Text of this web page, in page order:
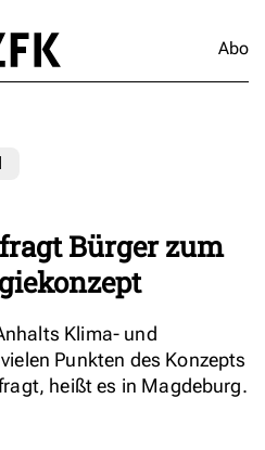
Abo
Bürger zum
Klima- und
Punkten des Konzepts
heißt es in Magdeburg.